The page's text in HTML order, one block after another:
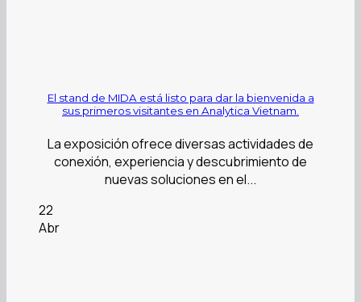
El stand de MIDA está listo para dar la bienvenida a
sus primeros visitantes en Analytica Vietnam.
La exposición ofrece diversas actividades de
conexión, experiencia y descubrimiento de
nuevas soluciones en el...
22
Abr